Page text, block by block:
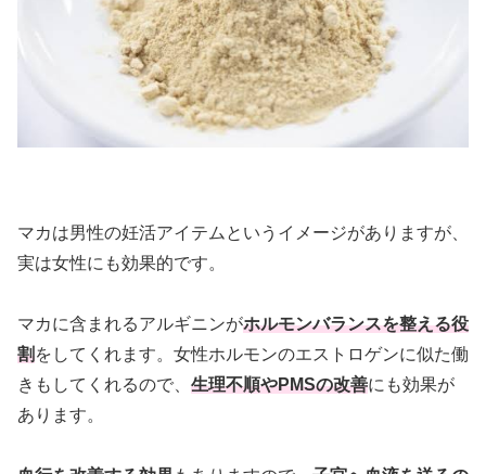
マカは男性の妊活アイテムというイメージがありますが、
実は女性にも効果的です。
マカに含まれるアルギニンがホルモンバランスを整える役
割 をしてくれます。女性ホルモンのエストロゲンに似た働
きもしてくれるので、 生理不順やPMSの改善にも効果が
あります。